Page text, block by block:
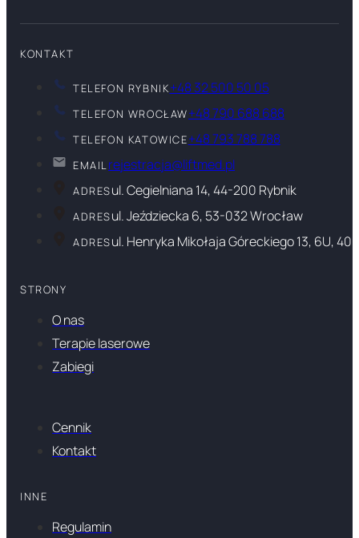
KONTAKT
TELEFON RYBNIK+48 32 500 50 05
TELEFON WROCŁAW+48 790 688 688
TELEFON KATOWICE+48 793 788 788
EMAILrejestracja@liftmed.pl
ADRESul. Cegielniana 14, 44-200 Rybnik
ADRESul. Jeździecka 6, 53-032 Wrocław
ADRESul. Henryka Mikołaja Góreckiego 13, 6U,
STRONY
O nas
Terapie laserowe
Zabiegi
Cennik
Kontakt
INNE
Regulamin